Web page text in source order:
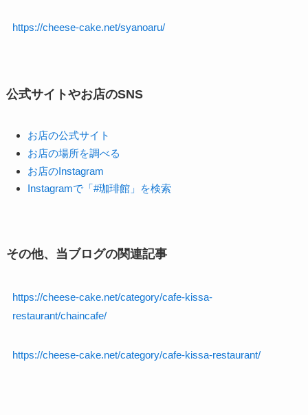
https://cheese-cake.net/syanoaru/
公式サイトやお店のSNS
お店の公式サイト
お店の場所を調べる
お店のInstagram
Instagramで「#珈琲館」を検索
その他、当ブログの関連記事
https://cheese-cake.net/category/cafe-kissa-
restaurant/chaincafe/
https://cheese-cake.net/category/cafe-kissa-restaurant/